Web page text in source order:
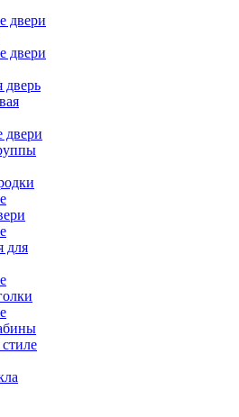
двери
двери
дверь
двери
для